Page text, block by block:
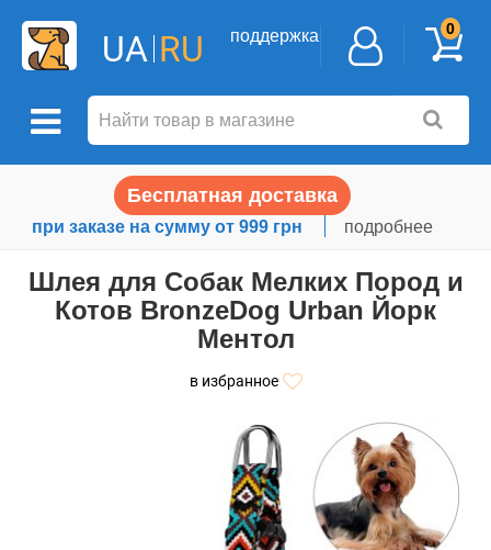
UA RU поддержка 0
Бесплатная доставка
при заказе на сумму от 999 грн подробнее
Шлея для Собак Мелких Пород и
Котов BronzeDog Urban Йорк
Ментол
в избранное